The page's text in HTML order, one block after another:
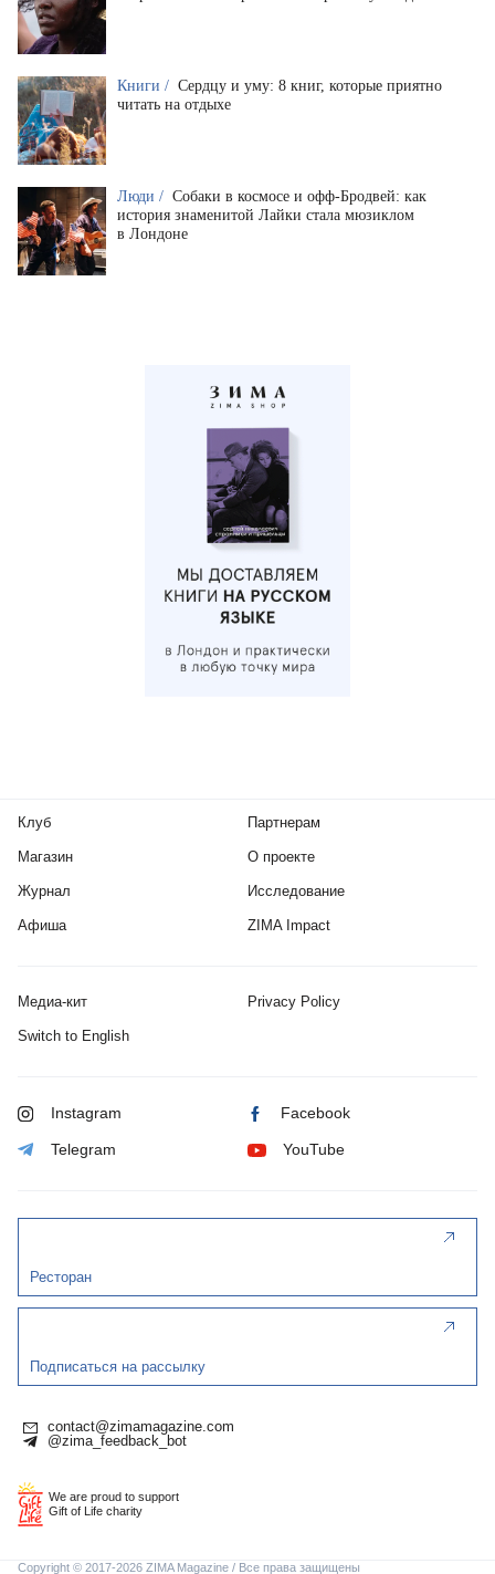
Книги / Сердцу и уму: 8 книг, которые приятно
читать на отдыхе
Люди / Собаки в космосе и офф-Бродвей: как
история знаменитой Лайки стала мюзиклом
в Лондоне
Клуб
Магазин
Журнал
Афиша
Партнерам
О проекте
Исследование
ZIMA Impact
Медиа-кит Privacy Policy
Switch to English
Instagram Facebook
Telegram YouTube
Ресторан
Подписаться на рассылку
contact@zimamagazine.com
@zima_feedback_bot
We are proud to support
Gift of Life charity
Copyright © 2017-2026 ZIMA Magazine / Все права защищены